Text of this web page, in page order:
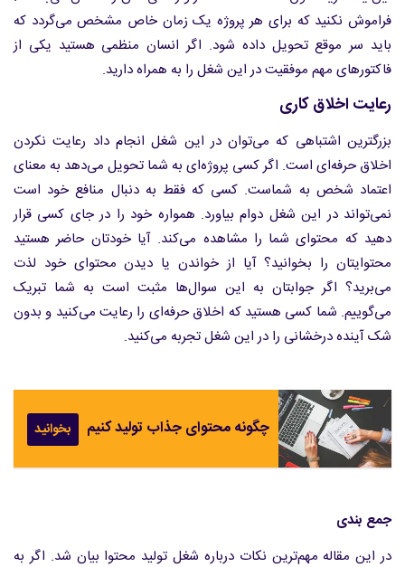
فراموش نکنید که برای هر پروژه یک زمان خاص مشخص می‌گردد که
باید سر موقع تحویل داده شود. اگر انسان منظمی هستید یکی از
فاکتورهای مهم موفقیت در این شغل را به همراه دارید.
رعایت اخلاق کاری
بزرگترین اشتباهی که می‌توان در این شغل انجام داد رعایت نکردن
اخلاق حرفه‌ای است. اگر کسی پروژه‌ای به شما تحویل می‌دهد به معنای
اعتماد شخص به شماست. کسی که فقط به دنبال منافع خود است
نمی‌تواند در این شغل دوام بیاورد. همواره خود را در جای کسی قرار
دهید که محتوای شما را مشاهده می‌کند. آیا خودتان حاضر هستید
محتوایتان را بخوانید؟ آیا از خواندن یا دیدن محتوای خود لذت
می‌برید؟ اگر جوابتان به این سوال‌ها مثبت است به شما تبریک
می‌گوییم. شما کسی هستید که اخلاق حرفه‌ای را رعایت می‌کنید و بدون
شک آینده درخشانی را در این شغل تجربه می‌کنید.
چگونه محتوای جذاب تولید کنیم بخوانید
جمع بندی
در این مقاله مهم‌ترین نکات درباره شغل تولید محتوا بیان شد. اگر به